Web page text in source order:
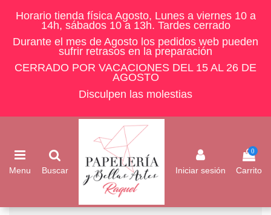
Horario tienda física Agosto, Lunes a viernes 10 a
14h, sábados 10 a 13h. Tardes cerrado
Durante el mes de Agosto los pedidos web pueden
sufrir retrasos en la preparación
CERRADO POR VACACIONES DEL 15 AL 26 DE
AGOSTO
Disculpen las molestias
Menu Buscar Iniciar sesión
0
Carrito